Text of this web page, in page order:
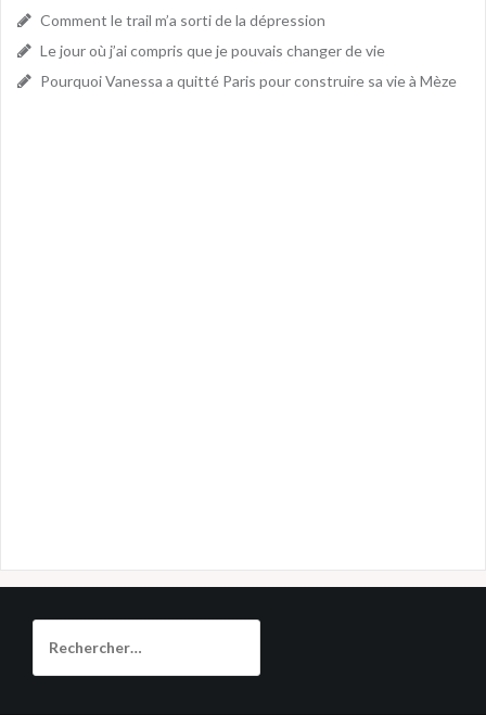
Comment le trail m’a sorti de la dépression
Le jour où j’ai compris que je pouvais changer de vie
Pourquoi Vanessa a quitté Paris pour construire sa vie à Mèze